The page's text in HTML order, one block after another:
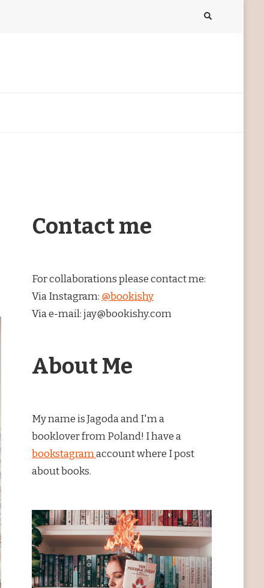
Contact me
For collaborations please contact me:
Via Instagram: @bookishy
Via e-mail: jay@bookishy.com
About Me
My name is Jagoda and I'm a
booklover from Poland! I have a
bookstagramaccount where I post
about books.